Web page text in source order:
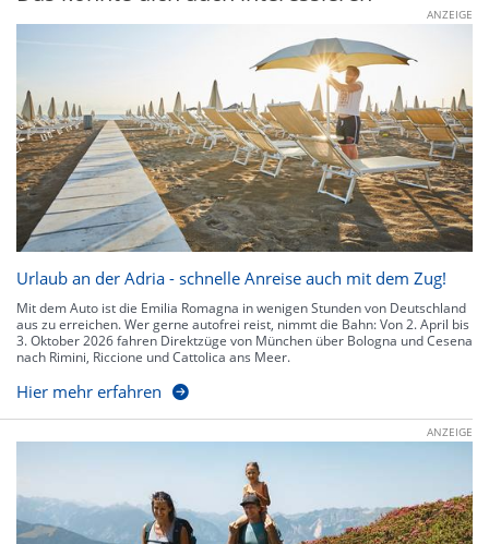
ANZEIGE
Urlaub an der Adria - schnelle Anreise auch mit dem Zug!
Mit dem Auto ist die Emilia Romagna in wenigen Stunden von Deutschland
aus zu erreichen. Wer gerne autofrei reist, nimmt die Bahn: Von 2. April bis
3. Oktober 2026 fahren Direktzüge von München über Bologna und Cesena
nach Rimini, Riccione und Cattolica ans Meer.
Hier mehr erfahren
ANZEIGE